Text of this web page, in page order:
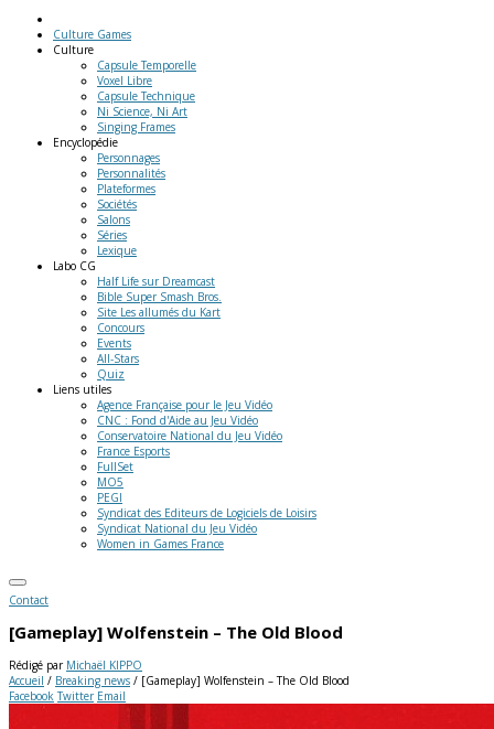
Culture Games
Culture
Capsule Temporelle
Voxel Libre
Capsule Technique
Ni Science, Ni Art
Singing Frames
Encyclopédie
Personnages
Personnalités
Plateformes
Sociétés
Salons
Séries
Lexique
Labo CG
Half Life sur Dreamcast
Bible Super Smash Bros.
Site Les allumés du Kart
Concours
Events
All-Stars
Quiz
Liens utiles
Agence Française pour le Jeu Vidéo
CNC : Fond d'Aide au Jeu Vidéo
Conservatoire National du Jeu Vidéo
France Esports
FullSet
MO5
PEGI
Syndicat des Editeurs de Logiciels de Loisirs
Syndicat National du Jeu Vidéo
Women in Games France
Contact
[Gameplay] Wolfenstein – The Old Blood
Rédigé par Michaël KIPPO
Accueil / Breaking news / [Gameplay] Wolfenstein – The Old Blood
Facebook Twitter Email